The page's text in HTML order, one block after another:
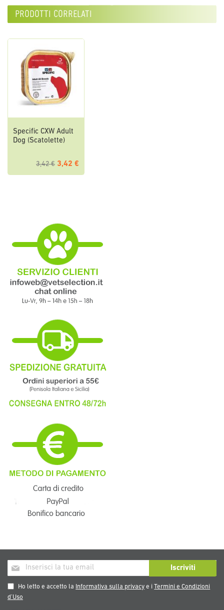
prodotti correlati
Specific CXW Adult
Dog (Scatolette)
3,42 € 3,42 €
Iscriviti
alla
nostra
Newsletter:
Iscriviti
Ho letto e accetto la Informativa sulla privacy e i
Termini e Condizioni
d’Uso